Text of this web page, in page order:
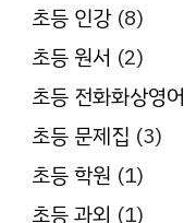
초등 인강(8)
초등 원서 (2)
초등 전화화상영어
초등 문제집 (3)
초등 학원 (1)
초등 과외 (1)